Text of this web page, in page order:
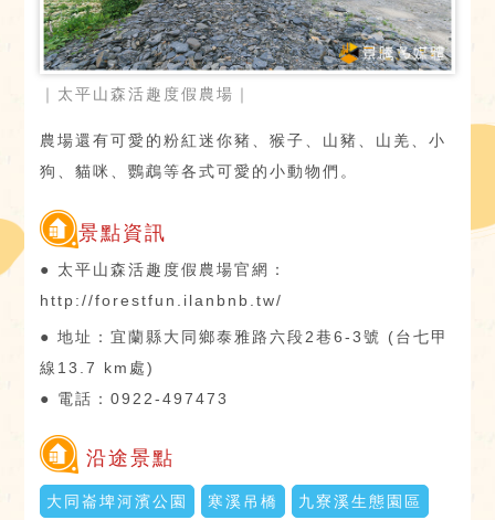
｜太平山森活趣度假農場｜
農場還有可愛的粉紅迷你豬、猴子、山豬、山羌、小
狗、貓咪、鸚鵡等各式可愛的小動物們。
景點資訊
● 太平山森活趣度假農場官網：
http://forestfun.ilanbnb.tw/
● 地址：宜蘭縣大同鄉泰雅路六段2巷6-3號 (台七甲
線13.7 km處)
● 電話：0922-497473
沿途景點
大同崙埤河濱公園 寒溪吊橋 九寮溪生態園區